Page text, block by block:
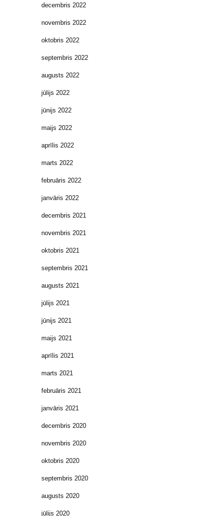
decembris 2022
novembris 2022
oktobris 2022
septembris 2022
augusts 2022
jūlijs 2022
jūnijs 2022
maijs 2022
aprīlis 2022
marts 2022
februāris 2022
janvāris 2022
decembris 2021
novembris 2021
oktobris 2021
septembris 2021
augusts 2021
jūlijs 2021
jūnijs 2021
maijs 2021
aprīlis 2021
marts 2021
februāris 2021
janvāris 2021
decembris 2020
novembris 2020
oktobris 2020
septembris 2020
augusts 2020
jūlijs 2020